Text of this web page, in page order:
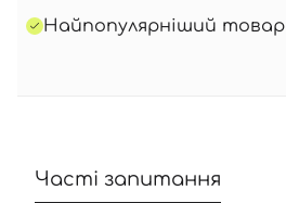
Найпопулярніший товар
Часті запитання